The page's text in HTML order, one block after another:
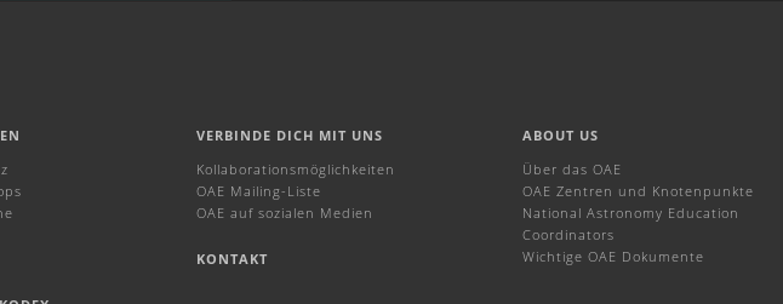
VERBINDE DICH MIT UNS
Kollaborationsmöglichkeiten
OAE Mailing-Liste
OAE auf sozialen Medien
KONTAKT
ABOUT US
Über das OAE
OAE Zentren und Knotenpunkte
National Astronomy Education
Coordinators
Wichtige OAE Dokumente